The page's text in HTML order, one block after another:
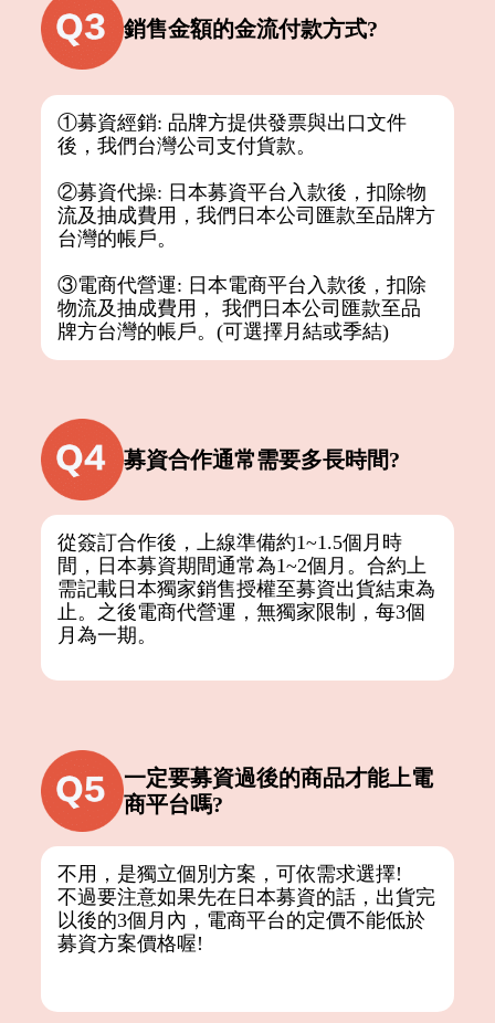
銷售金額的金流付款方式?
①募資經銷: 品牌方提供發票與出口文件
後，我們台灣公司支付貨款。
②募資代操: 日本募資平台入款後，扣除物
流及抽成費用，我們日本公司匯款至品牌方
台灣的帳戶。
③電商代營運: 日本電商平台入款後，扣除
物流及抽成費用， 我們日本公司匯款至品
牌方台灣的帳戶。(可選擇月結或季結)
募資合作通常需要多長時間?
從簽訂合作後，上線準備約1~1.5個月時
間，日本募資期間通常為1~2個月。合約上
需記載日本獨家銷售授權至募資出貨結束為
止。之後電商代營運，無獨家限制，每3個
月為一期。
一定要募資過後的商品才能上電
商平台嗎?
不用，是獨立個別方案，可依需求選擇!
不過要注意如果先在日本募資的話，出貨完
以後的3個月內，電商平台的定價不能低於
募資方案價格喔!